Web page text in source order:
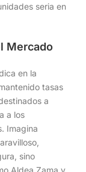
seria en
Mercado
en la
tasas
a
a los
Imagina
sino
Aldea Zama y